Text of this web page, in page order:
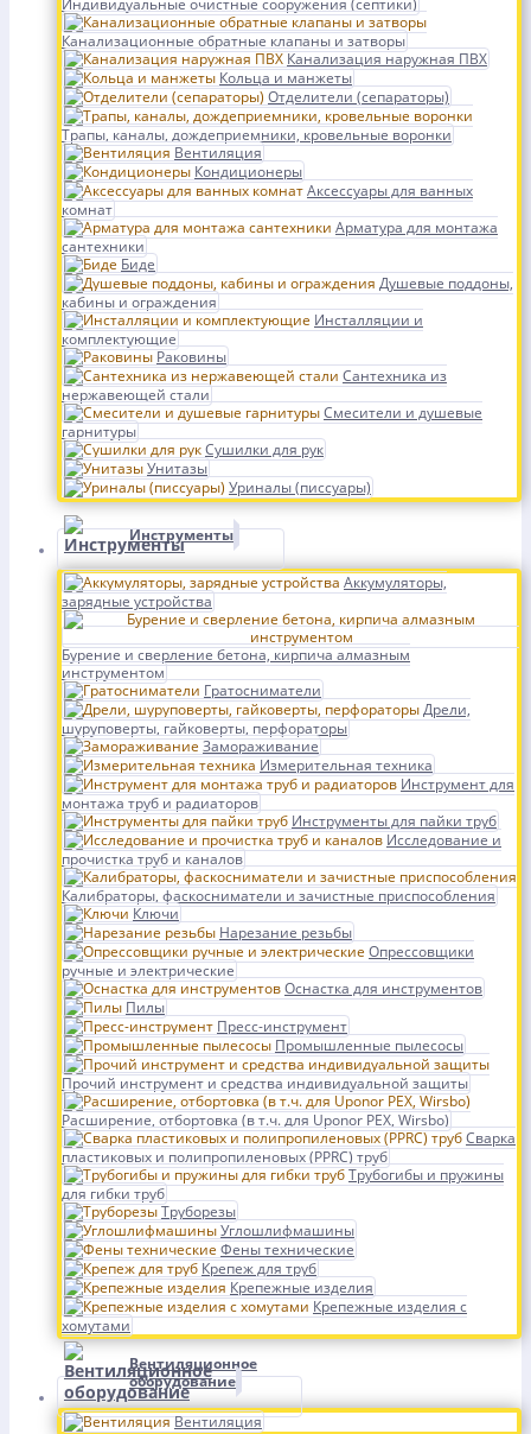
Индивидуальные очистные сооружения (септики)
Канализационные обратные клапаны и затворы
Канализация наружная ПВХ
Кольца и манжеты
Отделители (сепараторы)
Трапы, каналы, дождеприемники, кровельные воронки
Вентиляция
Кондиционеры
Аксессуары для ванных
комнат
Арматура для монтажа
сантехники
Биде
Душевые поддоны,
кабины и ограждения
Инсталляции и
комплектующие
Раковины
Сантехника из
нержавеющей стали
Смесители и душевые
гарнитуры
Сушилки для рук
Унитазы
Уриналы (писсуары)
Инструменты
Аккумуляторы,
зарядные устройства
Бурение и сверление бетона, кирпича алмазным
инструментом
Гратосниматели
Дрели,
шуруповерты, гайковерты, перфораторы
Замораживание
Измерительная техника
Инструмент для
монтажа труб и радиаторов
Инструменты для пайки труб
Исследование и
прочистка труб и каналов
Калибраторы, фаскосниматели и зачистные приспособления
Ключи
Нарезание резьбы
Опрессовщики
ручные и электрические
Оснастка для инструментов
Пилы
Пресс-инструмент
Промышленные пылесосы
Прочий инструмент и средства индивидуальной защиты
Расширение, отбортовка (в т.ч. для Uponor PEX, Wirsbo)
Сварка
пластиковых и полипропиленовых (PPRC) труб
Трубогибы и пружины
для гибки труб
Труборезы
Углошлифмашины
Фены технические
Крепеж для труб
Крепежные изделия
Крепежные изделия с
хомутами
Вентиляционное
оборудование
Вентиляция